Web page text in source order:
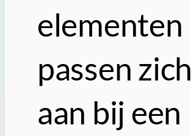
elementen
passen zich
aan bij een